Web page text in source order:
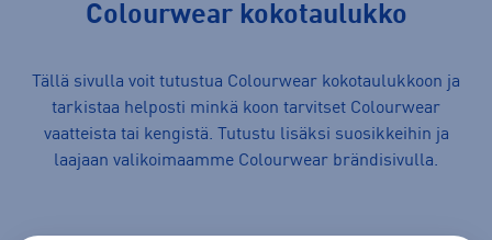
Colourwear kokotaulukko
Tällä sivulla voit tutustua Colourwear kokotaulukkoon ja
tarkistaa helposti minkä koon tarvitset Colourwear
vaatteista tai kengistä. Tutustu lisäksi suosikkeihin ja
laajaan valikoimaamme Colourwear brändisivulla.